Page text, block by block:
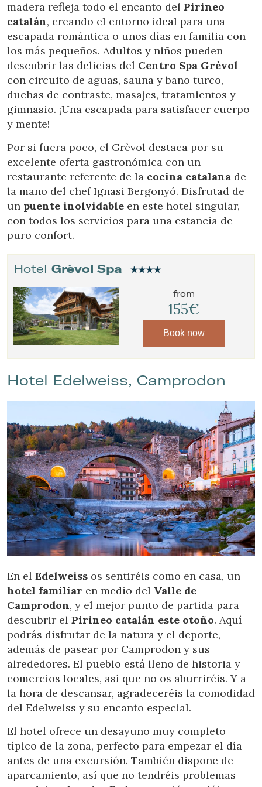
madera refleja todo el encanto del Pirineo
catalán, creando el entorno ideal para una
escapada romántica o unos días en familia con
los más pequeños. Adultos y niños pueden
descubrir las delicias del Centro Spa Grèvol
con circuito de aguas, sauna y baño turco,
duchas de contraste, masajes, tratamientos y
gimnasio. ¡Una escapada para satisfacer cuerpo
y mente!
Por si fuera poco, el Grèvol destaca por su
excelente oferta gastronómica con un
restaurante referente de la cocina catalana de
la mano del chef Ignasi Bergonyó. Disfrutad de
un puente inolvidable en este hotel singular,
con todos los servicios para una estancia de
puro confort.
Hotel Grèvol Spa
from
155€
Book now
Hotel Edelweiss, Camprodon
En el Edelweiss os sentiréis como en casa, un
hotel familiar en medio del Valle de
Camprodon, y el mejor punto de partida para
descubrir el Pirineo catalán este otoño. Aquí
podrás disfrutar de la natura y el deporte,
además de pasear por Camprodon y sus
alrededores. El pueblo está lleno de historia y
comercios locales, así que no os aburriréis. Y a
la hora de descansar, agradeceréis la comodidad
del Edelweiss y su encanto especial.
El hotel ofrece un desayuno muy completo
típico de la zona, perfecto para empezar el día
antes de una excursión. También dispone de
aparcamiento, así que no tendréis problemas